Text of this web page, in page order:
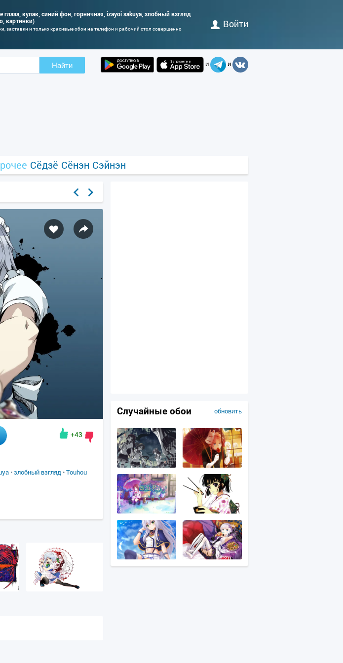
кулак, синий фон, горничная, izayoi sakuya, злобный взгляд
картинки)
заставки и только красивые обои на телефон и рабочий стол совершенно
Войти
Найти и и
Сёдзё Сёнэн Сэйнэн
+43
•злобный взгляд •Touhou
обновить
Случайные обои